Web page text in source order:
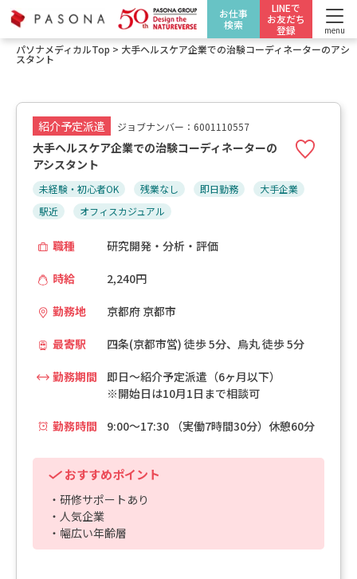
お仕事
検索
LINEで
お友だち
登録
menu
パソナメディカルTop > 大手ヘルスケア企業での治験コーディネーターのアシ
スタント
紹介予定派遣 ジョブナンバー：6001110557
大手ヘルスケア企業での治験コーディネーターの
アシスタント
未経験・初心者OK 残業なし 即日勤務
大手企業
駅近
オフィスカジュアル
職種 研究開発・分析・評価
時給 2,240円
勤務地 京都府 京都市
最寄駅 四条(京都市営) 徒歩 5分、烏丸 徒歩 5分
勤務期間
即日～紹介予定派遣（6ヶ月以下）
※開始日は10月1日まで相談可
勤務時間 9:00～17:30 （実働7時間30分）休憩60分
おすすめポイント
・研修サポートあり
・人気企業
・幅広い年齢層